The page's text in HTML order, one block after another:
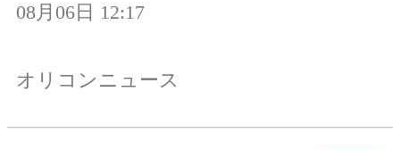
08月06日 12:17
オリコンニュース